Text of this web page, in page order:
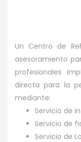
Un Centro de
asesoramiento
profesionales
directa para la
mediante:
Servicio de
Servicio de
Servicio de